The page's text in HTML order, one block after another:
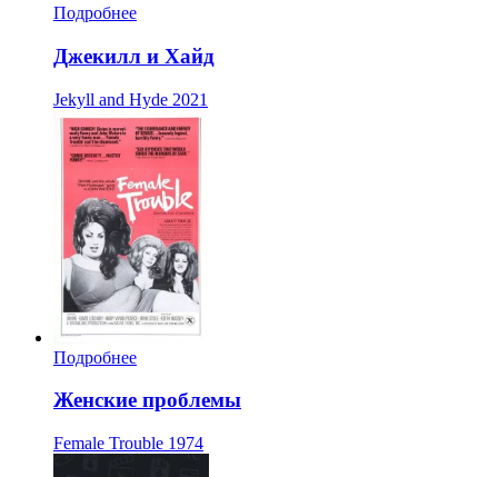
Подробнее
Джекилл и Хайд
Jekyll and Hyde 2021
Подробнее
Женские проблемы
Female Trouble 1974